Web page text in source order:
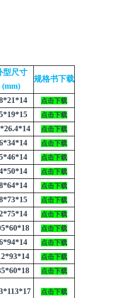
型尺寸
(mm)
规格书下载
点击下载
点击下载
点击下载
点击下载
点击下载
点击下载
点击下载
点击下载
点击下载
点击下载
点击下载
点击下载
点击下载
点击下载